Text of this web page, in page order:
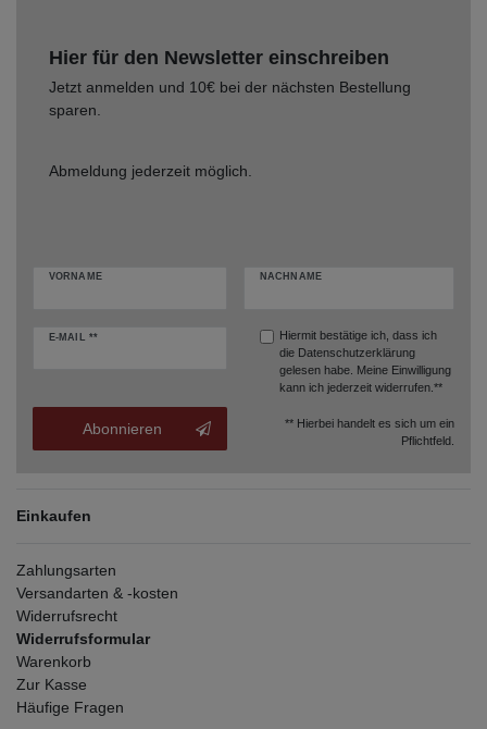
Hier für den Newsletter einschreiben
Jetzt anmelden und 10€ bei der nächsten Bestellung
sparen.
Abmeldung jederzeit möglich.
VORNAME NACHNAME
E-MAIL **
Hiermit bestätige ich, dass ich
die Datenschutzerklärung
gelesen habe. Meine Einwilligung
kann ich jederzeit widerrufen.**
Abonnieren
** Hierbei handelt es sich um ein
Pflichtfeld.
Einkaufen
Zahlungsarten
Versandarten & -kosten
Widerrufsrecht
Widerrufsformular
Warenkorb
Zur Kasse
Häufige Fragen